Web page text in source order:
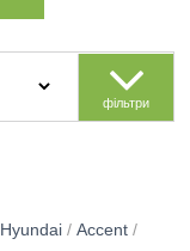
фільтри
Hyundai / Accent /